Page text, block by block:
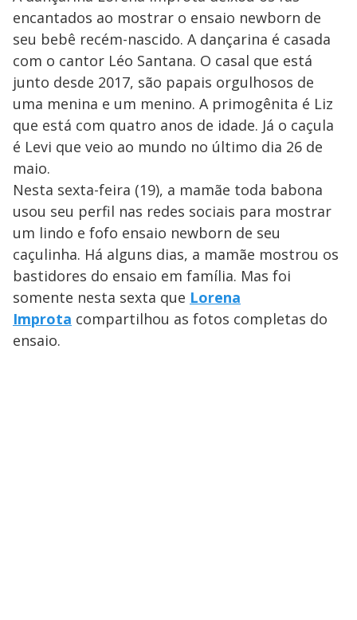
encantados ao mostrar o ensaio newborn de
seu bebê recém-nascido. A dançarina é casada
com o cantor Léo Santana. O casal que está
junto desde 2017, são papais orgulhosos de
uma menina e um menino. A primogênita é Liz
que está com quatro anos de idade. Já o caçula
é Levi que veio ao mundo no último dia 26 de
maio.
Nesta sexta-feira (19), a mamãe toda babona
usou seu perfil nas redes sociais para mostrar
um lindo e fofo ensaio newborn de seu
caçulinha. Há alguns dias, a mamãe mostrou os
bastidores do ensaio em família. Mas foi
somente nesta sexta que Lorena
Improta compartilhou as fotos completas do
ensaio.